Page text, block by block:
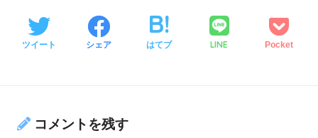
ツイート シェア はてブ LINE Pocket
コメントを残す